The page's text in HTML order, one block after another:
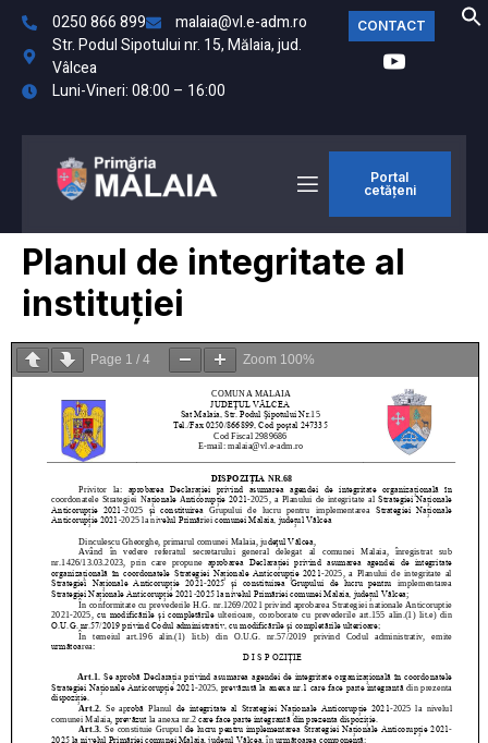
0250 866 899
malaia@vl.e-adm.ro
Str. Podul Sipotului nr. 15, Mălaia, jud.
Vâlcea
Luni-Vineri: 08:00 – 16:00
CONTACT
Portal
cetățeni
Planul de integritate al
instituției
Page 1 / 4 Zoom 100%